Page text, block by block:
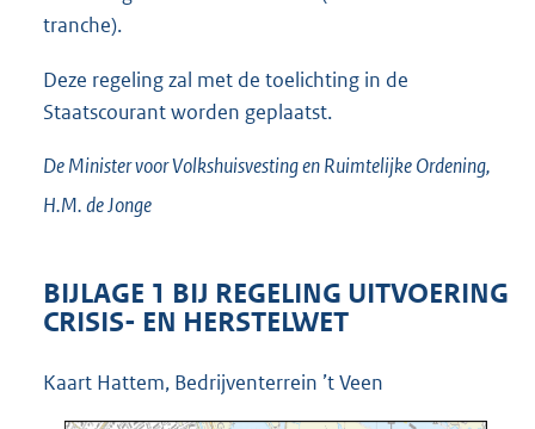
tranche).
Deze regeling zal met de toelichting in de
Staatscourant worden geplaatst.
De Minister voor Volkshuisvesting en Ruimtelijke Ordening,
H.M. deJonge
BIJLAGE 1 BIJ REGELING UITVOERING
CRISIS- EN HERSTELWET
Kaart Hattem, Bedrijventerrein ’t Veen